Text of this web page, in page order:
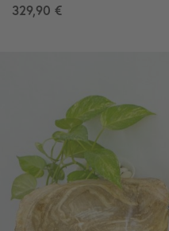
329,90 €